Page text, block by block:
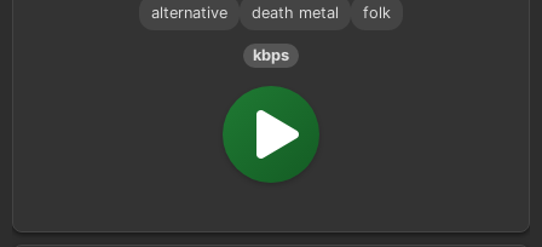
alternative death metal folk
kbps